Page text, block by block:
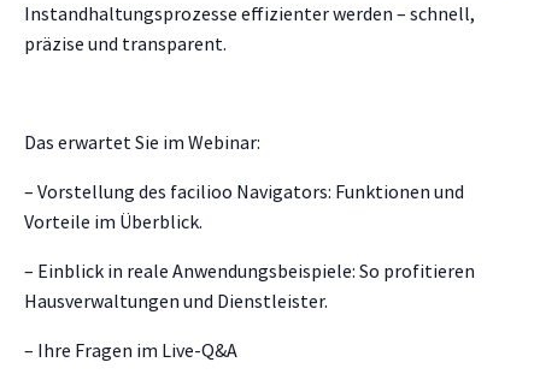
Instandhaltungsprozesse effizienter werden – schnell,
präzise und transparent.
Das erwartet Sie im Webinar:
– Vorstellung des facilioo Navigators: Funktionen und
Vorteile im Überblick.
– Einblick in reale Anwendungsbeispiele: So profitieren
Hausverwaltungen und Dienstleister.
– Ihre Fragen im Live-Q&A